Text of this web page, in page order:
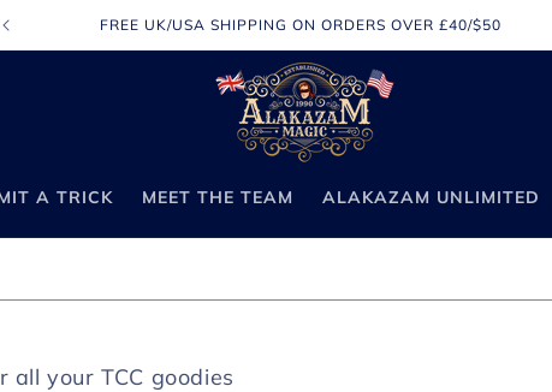
FREE UK/USA SHIPPING ON ORDERS OVER £40/$50
A TRICK MEET THE TEAM ALAKAZAM UNLIMITED
all your TCC goodies